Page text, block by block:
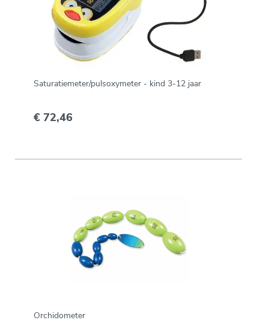
Saturatiemeter/pulsoxymeter - kind 3-12 jaar
€ 72,46
Orchidometer